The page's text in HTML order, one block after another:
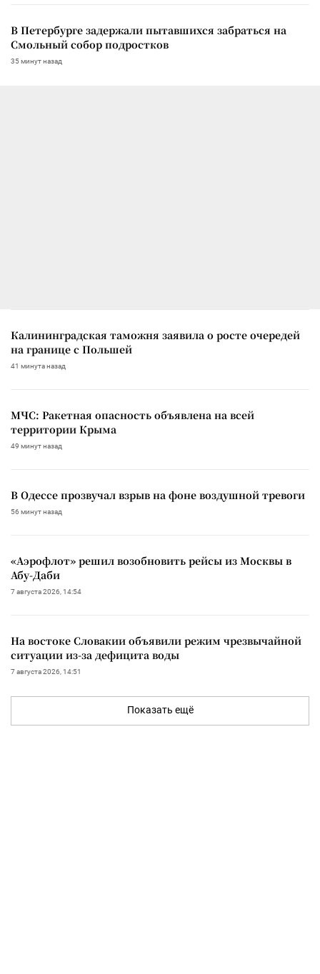
В Петербурге задержали пытавшихся забраться на
Смольный собор подростков
35 минут назад
Калининградская таможня заявила о росте очередей
на границе с Польшей
41 минута назад
МЧС: Ракетная опасность объявлена на всей
территории Крыма
49 минут назад
В Одессе прозвучал взрыв на фоне воздушной тревоги
56 минут назад
«Аэрофлот» решил возобновить рейсы из Москвы в
Абу-Даби
7 августа 2026, 14:54
На востоке Словакии объявили режим чрезвычайной
ситуации из-за дефицита воды
7 августа 2026, 14:51
Показать ещё